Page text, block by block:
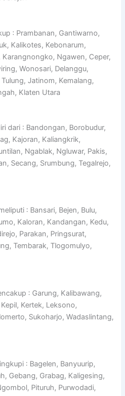
: Prambanan, Gantiwarno,
Kalikotes, Kebonarum,
Ngawen, Ceper,
Wonosari, Delanggu,
Jatinom, Kemalang,
Klaten Utara
dari : Bandongan, Borobudur,
Kajoran, Kaliangkrik,
Ngablak, Ngluwar, Pakis,
Secang, Srumbung, Tegalrejo,
: Bansari, Bejen, Bulu,
Kaloran, Kandangan, Kedu,
Parakan, Pringsurat,
Tembarak, Tlogomulyo,
: Garung, Kalibawang,
Kertek, Leksono,
Sukoharjo, Wadaslintang,
: Bagelen, Banyuurip,
Gebang, Grabag, Kaligesing,
Pituruh, Purwodadi,